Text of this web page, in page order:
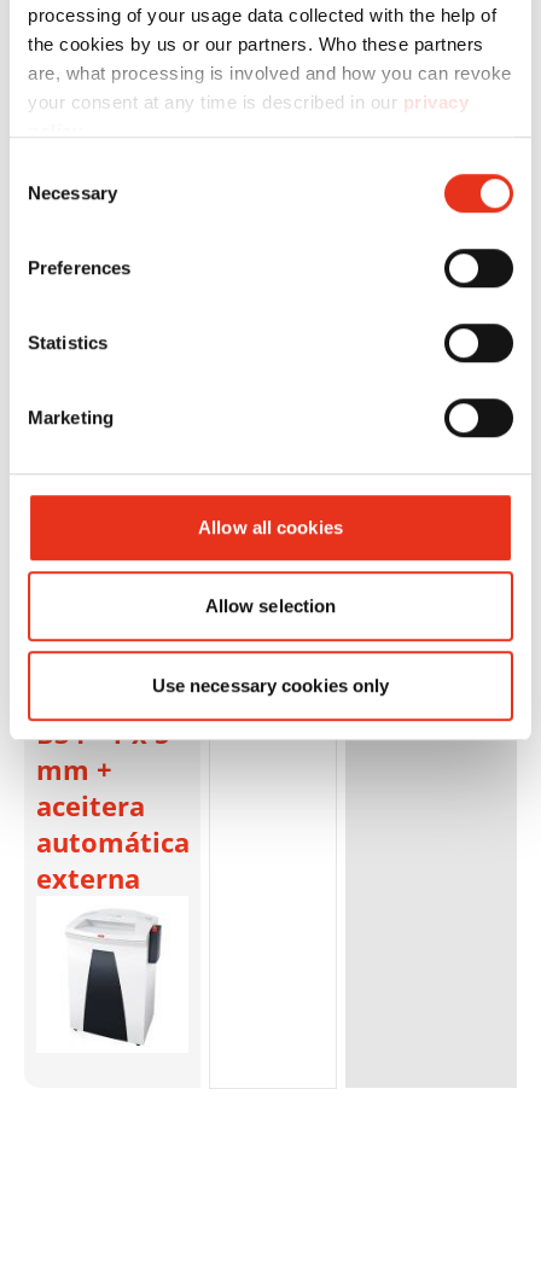
processing of your usage data collected with the help of
the cookies by us or our partners. Who these partners
are, what processing is involved and how you can revoke
your consent at any time is described in our privacy
Selection
Necessary
Preferences
Statistics
Marketing
Allow all cookies
Allow selection
Use necessary cookies only
HSM
B32 - 1 x 5
aceitera
externa
4026631032964
HSM
B34 - 1 x 5
mm +
aceitera
automática
externa
1844111O 4026631031622